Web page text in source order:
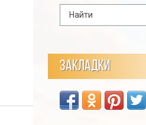
ЗАКЛАДКИ